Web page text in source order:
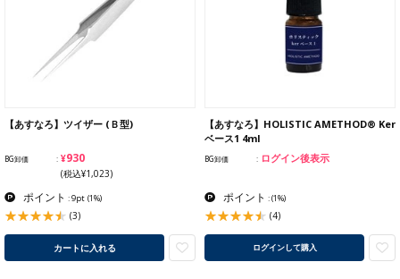
【あすなろ】ツイザー (Ｂ型)
BG卸価 ¥930
(税込¥1,023)
ポイント : 9pt (1%)
(3)
カートに入れる
【あすなろ】HOLISTIC AMETHOD® Ker
ベース1 4ml
BG卸価 ログイン後表示
ポイント :(1%)
(4)
ログインして購入